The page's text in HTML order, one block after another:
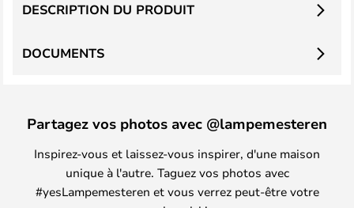
DESCRIPTION DU PRODUIT
DOCUMENTS
Partagez vos photos avec @lampemesteren
Inspirez-vous et laissez-vous inspirer, d'une maison
unique à l'autre. Taguez vos photos avec
#yesLampemesteren et vous verrez peut-être votre